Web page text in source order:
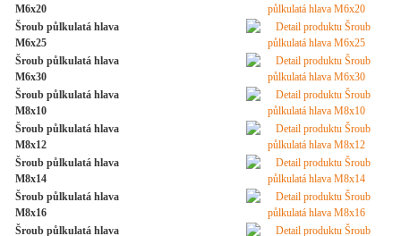
M6x20
Šroub půlkulatá hlava
M6x25
Šroub půlkulatá hlava
M6x30
Šroub půlkulatá hlava
M8x10
Šroub půlkulatá hlava
M8x12
Šroub půlkulatá hlava
M8x14
Šroub půlkulatá hlava
M8x16
Šroub půlkulatá hlava